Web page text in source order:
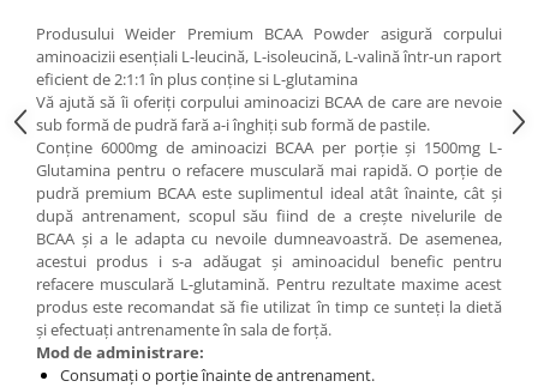
Produsului Weider Premium BCAA Powder asigură corpului
aminoacizii esențiali L-leucină, L-isoleucină, L-valină într-un raport
eficient de 2:1:1 în plus conține si L-glutamina
Vă ajută să îi oferiți corpului aminoacizi BCAA de care are nevoie
sub formă de pudră fară a-i înghiți sub formă de pastile.
Conține 6000mg de aminoacizi BCAA per porție și 1500mg L-
Glutamina pentru o refacere musculară mai rapidă.O porție de
pudră premium BCAA este suplimentul ideal atât înainte, cât și
după antrenament, scopul său fiind de a crește nivelurile de
BCAA și a le adapta cu nevoile dumneavoastră. De asemenea,
acestui produs i s-a adăugat și aminoacidul benefic pentru
refacere musculară L-glutamină. Pentru rezultate maxime acest
produs este recomandat să fie utilizat în timp ce sunteți la dietă
și efectuați antrenamente în sala de forță.
Mod de administrare:
Consumațio porție înainte de antrenament.